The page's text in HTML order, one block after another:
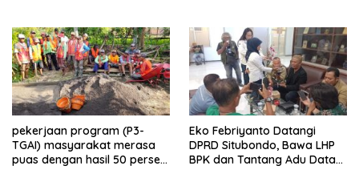
pekerjaan program (P3-
TGAI) masyarakat merasa
puas dengan hasil 50 persen
Eko Febriyanto Datangi
DPRD Situbondo, Bawa LHP
BPK dan Tantang Adu Data